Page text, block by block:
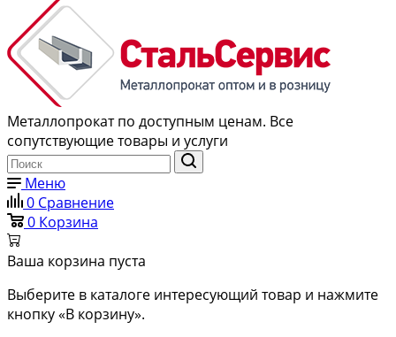
Металлопрокат по доступным ценам. Все
сопутствующие товары и услуги
Меню
0 Сравнение
0 Корзина
Ваша корзина пуста
Выберите в каталоге интересующий товар и нажмите
кнопку «В корзину».